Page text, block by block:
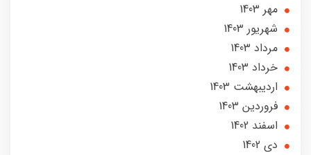
مهر 1403
شهریور 1403
مرداد 1403
خرداد 1403
ارديبهشت 1403
فروردین 1403
اسفند 1402
دی 1402